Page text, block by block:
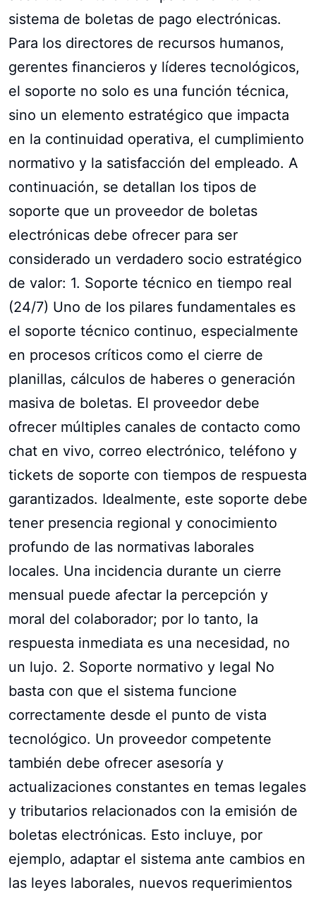
sistema de boletas de pago electrónicas.
Para los directores de recursos humanos,
gerentes financieros y líderes tecnológicos,
el soporte no solo es una función técnica,
sino un elemento estratégico que impacta
en la continuidad operativa, el cumplimiento
normativo y la satisfacción del empleado. A
continuación, se detallan los tipos de
soporte que un proveedor de boletas
electrónicas debe ofrecer para ser
considerado un verdadero socio estratégico
de valor: 1. Soporte técnico en tiempo real
(24/7) Uno de los pilares fundamentales es
el soporte técnico continuo, especialmente
en procesos críticos como el cierre de
planillas, cálculos de haberes o generación
masiva de boletas. El proveedor debe
ofrecer múltiples canales de contacto como
chat en vivo, correo electrónico, teléfono y
tickets de soporte con tiempos de respuesta
garantizados. Idealmente, este soporte debe
tener presencia regional y conocimiento
profundo de las normativas laborales
locales. Una incidencia durante un cierre
mensual puede afectar la percepción y
moral del colaborador; por lo tanto, la
respuesta inmediata es una necesidad, no
un lujo. 2. Soporte normativo y legal No
basta con que el sistema funcione
correctamente desde el punto de vista
tecnológico. Un proveedor competente
también debe ofrecer asesoría y
actualizaciones constantes en temas legales
y tributarios relacionados con la emisión de
boletas electrónicas. Esto incluye, por
ejemplo, adaptar el sistema ante cambios en
las leyes laborales, nuevos requerimientos